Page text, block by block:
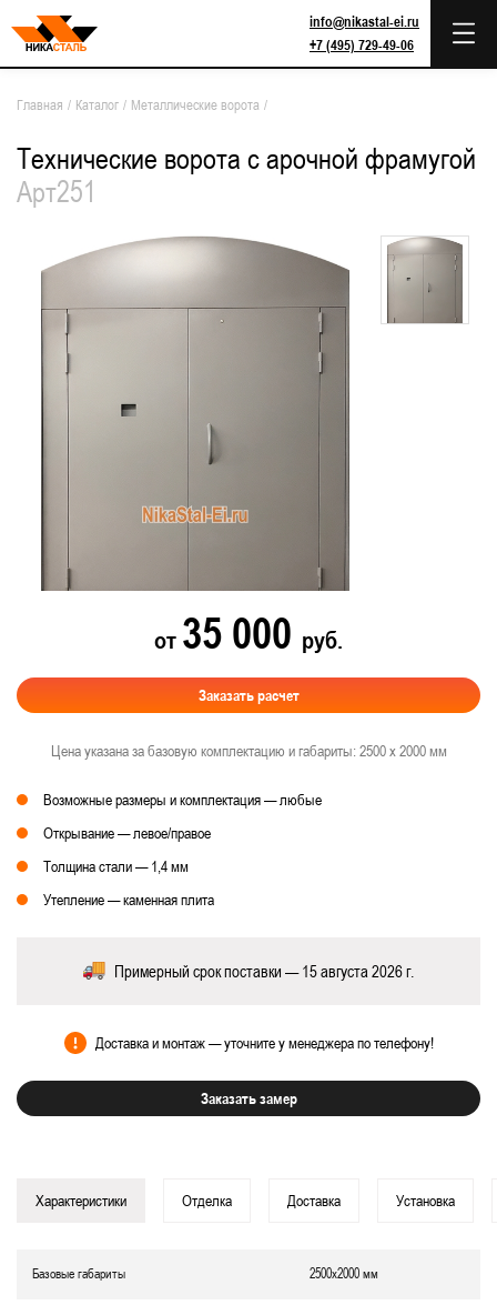
info@nikastal-ei.ru
+7 (495) 729-49-06
Главная / Каталог / Металлические ворота /
Технические ворота с арочной фрамугой
Арт251
от 35 000 руб.
Заказать расчет
Цена указана за базовую комплектацию и габариты: 2500 х 2000 мм
Возможные размеры и комплектация — любые
Открывание — левое/правое
Толщина стали — 1,4 мм
Утепление — каменная плита
Примерный срок поставки — 15 августа 2026 г.
Доставка и монтаж — уточните у менеджера по телефону!
Заказать замер
Характеристики Отделка Доставка Установка
Базовые габариты 2500х2000 мм